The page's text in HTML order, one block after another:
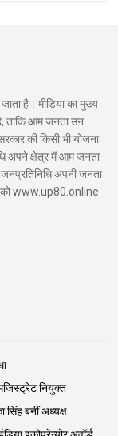
है। मीडिया का मुख्य
ताकि आम जनता उन
की किसी भी योजना
अपने क्षेत्र में आम जनता
अपनी जनता
www.up80.online
नियुक्त
सिंह बनीं अध्यक्ष